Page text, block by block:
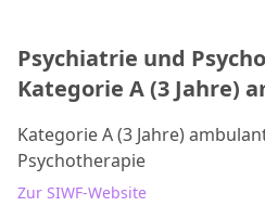
Psychiatrie und
Kategorie A (3 Jahre)
Kategorie A (3 Jahre)
Psychotherapie
Zur SIWF-Website